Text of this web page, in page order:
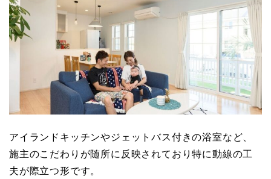
アイランドキッチンやジェットバス付きの浴室など、
施主のこだわりが随所に反映されており特に動線の工
夫が際立つ形です。